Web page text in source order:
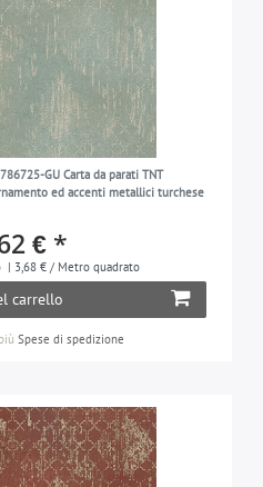
GU Carta da parati TNT
ed accenti metallici turchese
€ *
| 3,68 € / Metro quadrato
carrello
Spese di spedizione